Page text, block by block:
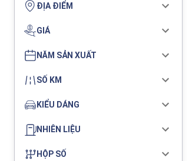
ĐỊA ĐIỂM
GIÁ
NĂM SẢN XUẤT
SỐ KM
KIỂU DÁNG
NHIÊN LIỆU
HỘP SỐ